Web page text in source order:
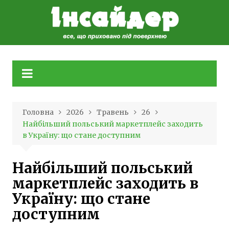
Головна 2026 Травень
26
Найбільший польський маркетплейс заходить
в Україну: що стане доступним
Найбільший польський
маркетплейс заходить в
Україну: що стане
доступним